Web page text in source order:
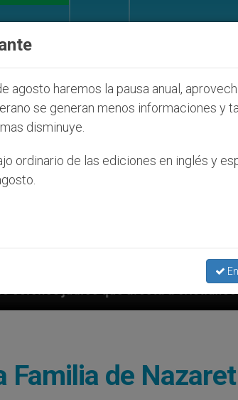
a cristianos (y no sólo) en Tierra
Familia de Nazaret
agosto haremos la pausa anual,
se generan menos informaciones y
disminuye.
ordinario de las ediciones en inglés y